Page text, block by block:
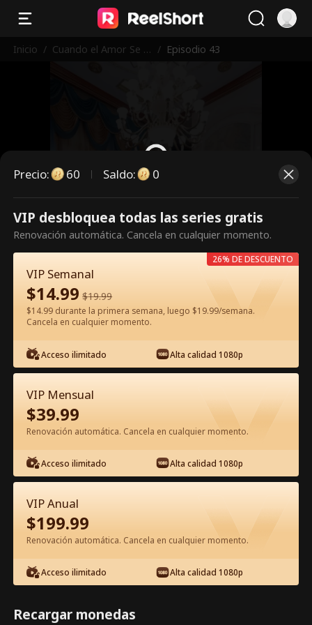
Inicio / Cuando el Amor Se D / Episodio 43
Es un episodio de pago.
Desbloquéalo para verlo.
60
Episodio 43 - Cuando el Amor Se
Desvaneció Película Completa
1-50 51-56 Todos los Episodios
43 44 46
Precio: 60 Saldo: 0
VIP desbloquea todas las series gratis
Renovación automática. Cancela en cualquier momento.
VIP Semanal
$14.99 $19.99
$14.99 durante la primera semana, luego $19.99/semana.
Cancela en cualquier momento.
Acceso ilimitado Alta calidad 1080p
26% DE DESCUENTO
VIP Mensual
$39.99
Renovación automática. Cancela en cualquier momento.
Acceso ilimitado Alta calidad 1080p
VIP Anual
$199.99
Renovación automática. Cancela en cualquier momento.
Acceso ilimitado Alta calidad 1080p
Recargar monedas